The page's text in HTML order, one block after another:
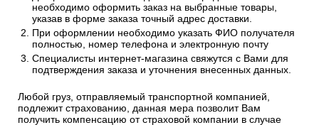
необходимо оформить заказ на выбранные товары,
указав в форме заказа точный адрес доставки.
При оформлении необходимо указать ФИО получателя
полностью, номер телефона и электронную почту
Специалисты интернет-магазина свяжутся с Вами для
подтверждения заказа и уточнения внесенных данных.
Любой груз, отправляемый транспортной компанией,
подлежит страхованию, данная мера позволит Вам
получить компенсацию от страховой компании в случае